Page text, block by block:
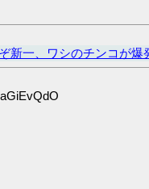
新一、ワシのチンコが爆